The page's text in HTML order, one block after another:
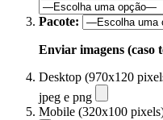
Pacote:
Enviar imagens (caso
Desktop (970x120
jpeg e png
Mobile (320x100